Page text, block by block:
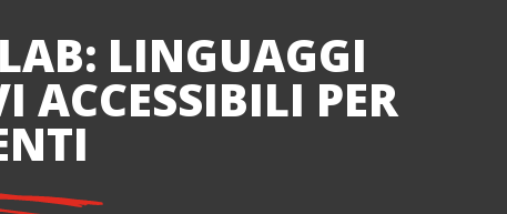
LINGUAGGI
ACCESSIBILI PER